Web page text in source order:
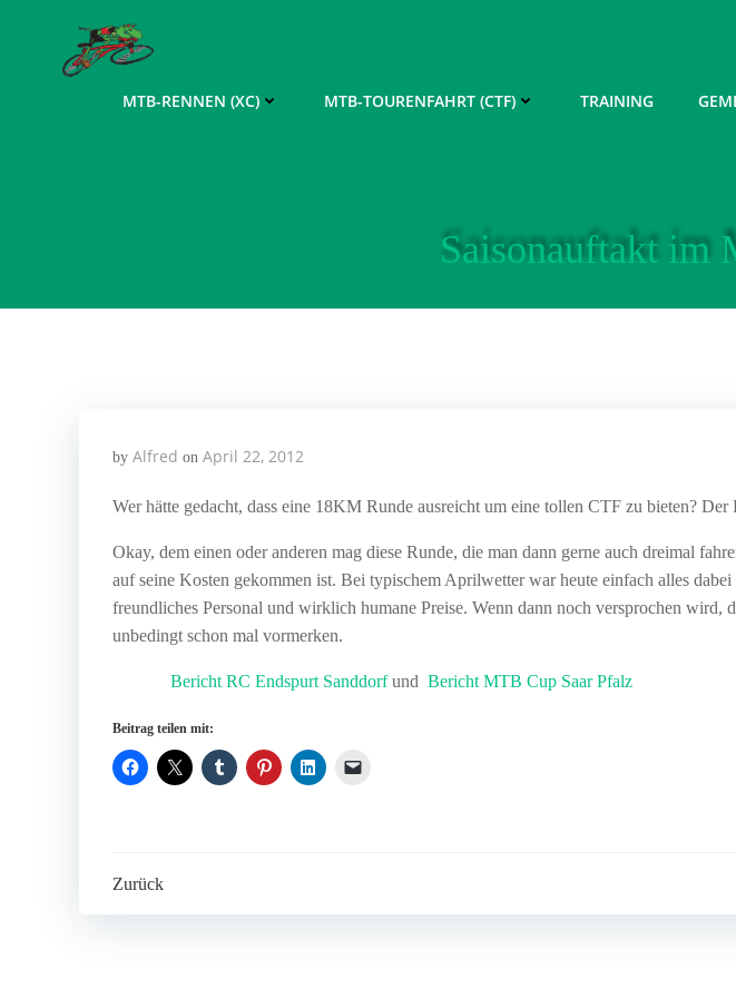
MTB-RENNEN (XC) MTB-TOURENFAHRT (CTF) TRAINING
Saisonauftakt im
by Alfred on April 22, 2012
Wer hätte gedacht, dass eine 18KM Runde ausreicht um eine tollen CTF zu bieten?
Okay, dem einen oder anderen mag diese Runde, die man dann gerne auch dreimal
auf seine Kosten gekommen ist. Bei typischem Aprilwetter war heute einfach alles
freundliches Personal und wirklich humane Preise. Wenn dann noch versprochen
unbedingt schon mal vormerken.
Bericht RC Endspurt Sanddorfund Bericht MTB Cup Saar Pfalz
Beitrag teilen mit:
Post
Zurück